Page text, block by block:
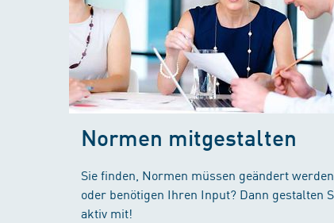
Normen mitgestalten
Sie finden, Normen müssen geändert werden
oder benötigen Ihren Input? Dann gestalten
aktiv mit!